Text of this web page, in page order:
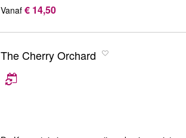
Vanaf € 14,50
The Cherry Orchard